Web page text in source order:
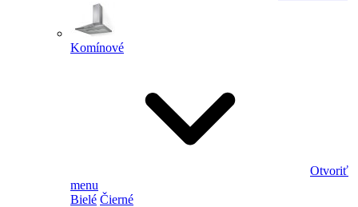
Komínové
Otvoriť
menu
Bielé Čierné